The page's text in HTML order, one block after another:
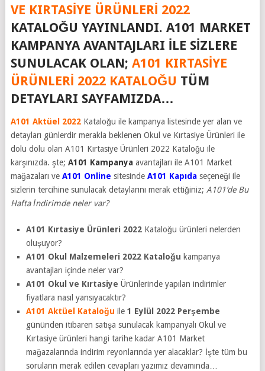
VE KIRTASIYE ÜRÜNLERI 2022
KATALOĞU YAYINLANDI. A101 MARKET
KAMPANYA AVANTAJLARI ILE SIZLERE
SUNULACAK OLAN; A101 KIRTASIYE
ÜRÜNLERI 2022KATALOĞU TÜM
DETAYLARI SAYFAMIZDA…
A101 Aktüel 2022 Kataloğu ile kampanya listesinde yer alan ve
detayları günlerdir merakla beklenen Okul ve Kırtasiye Ürünleri ile
dolu dolu olan A101 Kırtasiye Ürünleri 2022 Kataloğu ile
karşınızda. şte; A101 Kampanyaavantajları ile A101 Market
mağazaları ve A101 Online sitesinde A101 Kapıdaseçeneği ile
sizlerin tercihine sunulacak detaylarını merak ettiğiniz; A101’de Bu
Hafta İndirimde neler var?
A101 Kırtasiye Ürünleri 2022 Kataloğu ürünleri nelerden
oluşuyor?
A101 Okul Malzemeleri 2022 Kataloğu kampanya
avantajları içinde neler var?
A101 Okul ve KırtasiyeÜrünlerinde yapılan indirimler
fiyatlara nasıl yansıyacaktır?
A101 Aktüel Kataloğu ile1 Eylül 2022 Perşembe
gününden itibaren satışa sunulacak kampanyalı Okul ve
Kırtasiye ürünleri hangi tarihe kadar A101 Market
mağazalarında indirim reyonlarında yer alacaklar? İşte tüm bu
soruların merak edilen cevapları yazımız devamında…